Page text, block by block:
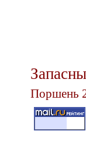
Поршень